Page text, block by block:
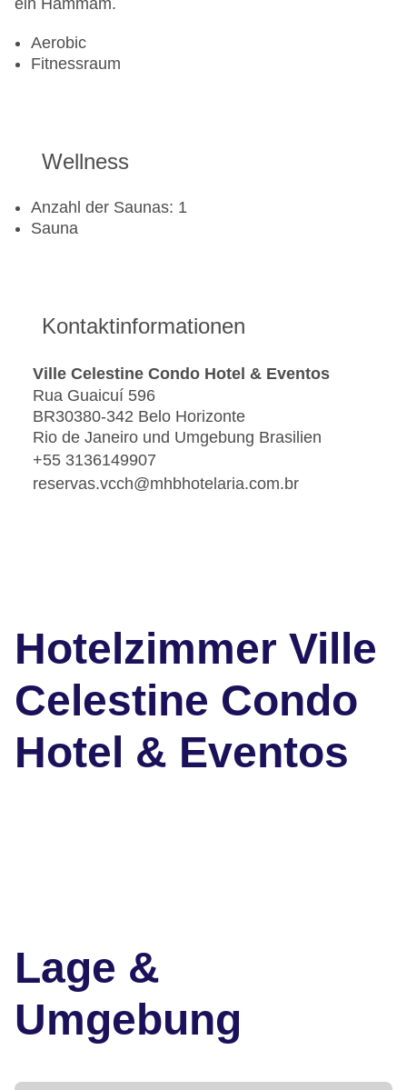
ein Hammam.
Aerobic
Fitnessraum
Wellness
Anzahl der Saunas: 1
Sauna
Kontaktinformationen
Ville Celestine Condo Hotel & Eventos
Rua Guaicuí 596
BR30380-342 Belo Horizonte
Rio de Janeiro und Umgebung Brasilien
+55 3136149907
reservas.vcch@mhbhotelaria.com.br
Hotelzimmer Ville
Celestine Condo
Hotel & Eventos
Lage &
Umgebung